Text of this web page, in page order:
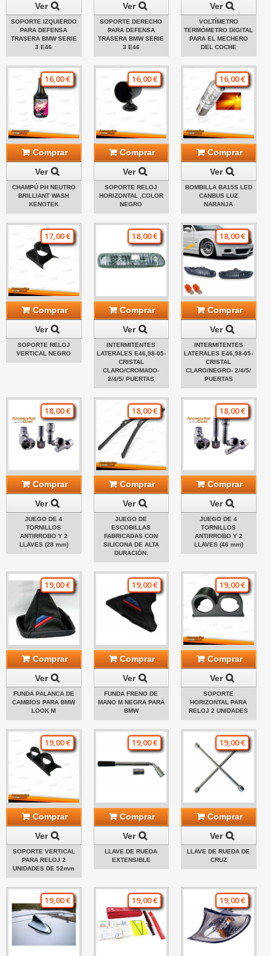
Ver
SOPORTE IZQUIERDO
PARA DEFENSA
TRASERA BMW SERIE
3 E46
Ver
SOPORTE DERECHO
PARA DEFENSA
TRASERA BMW SERIE
3 E46
Ver
VOLTÍMETRO
TERMÓMETRO DIGITAL
PARA EL MECHERO
DEL COCHE
16,00 €
Comprar
Ver
CHAMPÚ PH NEUTRO
BRILLIANT WASH
KENOTEK
16,00 €
Comprar
Ver
SOPORTE RELOJ
HORIZONTAL ,COLOR
NEGRO
16,00 €
Comprar
Ver
BOMBILLA BA15S LED
CANBUS LUZ
NARANJA
17,00 €
Comprar
Ver
SOPORTE RELOJ
VERTICAL NEGRO
18,00 €
Comprar
Ver
INTERMITENTES
LATERALES E46,98-05-
CRISTAL
CLARO/CROMADO-
2/4/5/ PUERTAS
18,00 €
Comprar
Ver
INTERMITENTES
LATERALES E46,98-05-
CRISTAL
CLARO/NEGRO- 2/4/5/
PUERTAS
18,00 €
Comprar
Ver
JUEGO DE 4
TORNILLOS
ANTIRROBO Y 2
LLAVES (28 mm)
18,00 €
Comprar
Ver
JUEGO DE
ESCOBILLAS
FABRICADAS CON
SILICONA DE ALTA
DURACIÓN.
18,00 €
Comprar
Ver
JUEGO DE 4
TORNILLOS
ANTIRROBO Y 2
LLAVES (46 mm)
19,00 €
Comprar
Ver
FUNDA PALANCA DE
CAMBIOS PARA BMW
LOOK M
19,00 €
Comprar
Ver
FUNDA FRENO DE
MANO M NEGRA PARA
BMW
19,00 €
Comprar
Ver
SOPORTE
HORIZONTAL PARA
RELOJ 2 UNIDADES
19,00 €
Comprar
Ver
SOPORTE VERTICAL
PARA RELOJ 2
UNIDADES DE 52mm
19,00 €
Comprar
Ver
LLAVE DE RUEDA
EXTENSIBLE
19,00 €
Comprar
Ver
LLAVE DE RUEDA DE
CRUZ
19,00 € 19,00 € 19,00 €